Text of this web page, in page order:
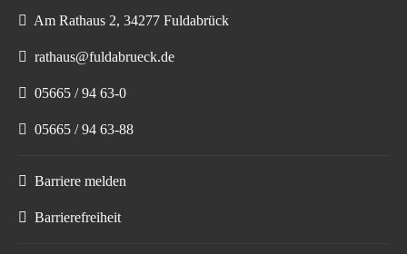
Am Rathaus 2, 34277 Fuldabrück
rathaus@fuldabrueck.de
05665 / 94 63-0
05665 / 94 63-88
Barriere melden
Barrierefreiheit